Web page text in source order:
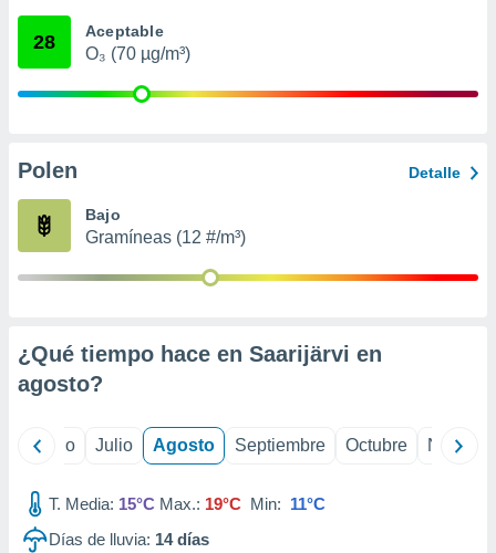
e
publicidad
1199
28 Aceptable
O₃ (70 µg/m³)
Polen Detalle
Bajo
Gramíneas (12 #/m³)
¿Qué tiempo hace en Saarijärvi en
agosto?
Junio Julio Agosto Septiembre Octubre
T. Media: 15°C Max.: 19°C Min: 11°C
Días de lluvia: 14días